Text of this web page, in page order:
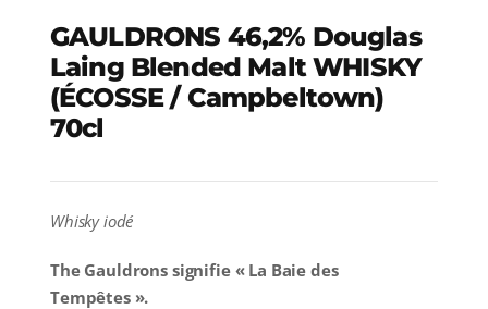
GAULDRONS 46,2% Douglas
Laing Blended Malt WHISKY
(ÉCOSSE / Campbeltown)
70cl
Whisky iodé
The Gauldrons signifie « La Baie des
Tempêtes ».